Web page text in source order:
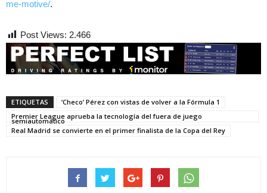
me-motive/.
Post Views: 2.466
ETIQUETAS
‘Checo’ Pérez con vistas de volver a la Fórmula 1
Premier League aprueba la tecnología del fuera de juego
semiautomático
Real Madrid se convierte en el primer finalista de la Copa del Rey